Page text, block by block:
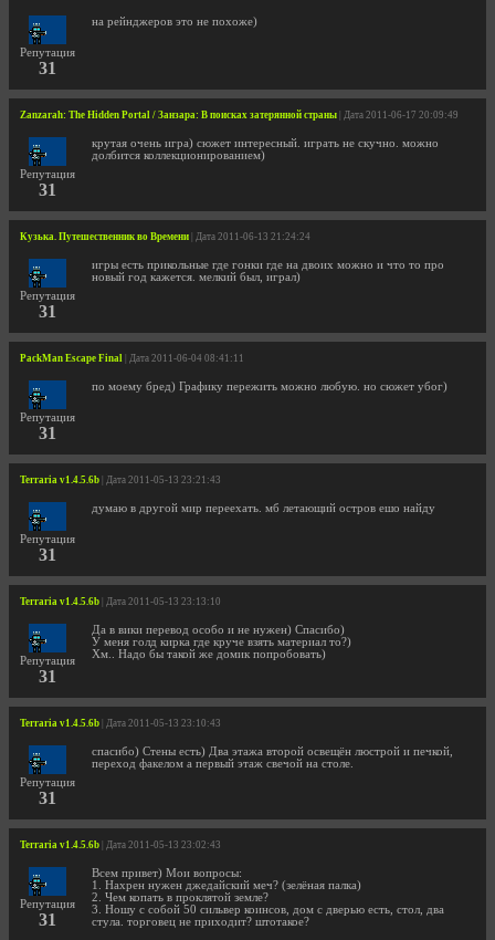
Репутация
31
на рейнджеров это не похоже)
Zanzarah: The Hidden Portal / Занзара: В поисках затерянной страны | Дата 2011-06-17 20:09:49
Репутация
31
крутая очень игра) сюжет интересный. играть не скучно. можно
долбится коллекционированием)
Кузька. Путешественник во Времени | Дата 2011-06-13 21:24:24
Репутация
31
игры есть прикольные где гонки где на двоих можно и что то про
новый год кажется. мелкий был, играл)
PackMan Escape Final | Дата 2011-06-04 08:41:11
Репутация
31
по моему бред) Графику пережить можно любую. но сюжет убог)
Terraria v1.4.5.6b | Дата 2011-05-13 23:21:43
Репутация
31
думаю в другой мир переехать. мб летающий остров ешо найду
Terraria v1.4.5.6b | Дата 2011-05-13 23:13:10
Репутация
31
Да в вики перевод особо и не нужен) Спасибо)
У меня голд кирка где круче взять материал то?)
Хм.. Надо бы такой же домик попробовать)
Terraria v1.4.5.6b | Дата 2011-05-13 23:10:43
Репутация
31
спасибо) Стены есть) Два этажа второй освещён люстрой и печкой,
переход факелом а первый этаж свечой на столе.
Terraria v1.4.5.6b | Дата 2011-05-13 23:02:43
Репутация
31
Всем привет) Мои вопросы:
1. Нахрен нужен джедайский меч? (зелёная палка)
2. Чем копать в проклятой земле?
3. Ношу с собой 50 сильвер коинсов, дом с дверью есть, стол, два
стула. торговец не приходит? штотакое?